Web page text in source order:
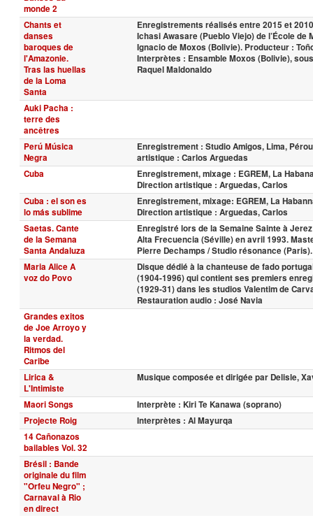
monde 2
Chants et
danses
baroques de
l'Amazonie.
Tras las huellas
de la Loma
Santa
Enregistrements réalisés entre 2015 et
Ichasi Awasare (Pueblo Viejo) de l’École de
Ignacio de Moxos (Bolivie). Producteur :
Interprètes : Ensamble Moxos (Bolivie),
Raquel Maldonaldo
Auki Pacha :
terre des
ancêtres
Perú Música
Negra
Enregistrement : Studio Amigos, Lima,
artistique : Carlos Arguedas
Cuba
Enregistrement, mixage : EGREM, La
Direction artistique : Arguedas, Carlos
Cuba : el son es
lo más sublime
Enregistrement, mixage: EGREM, La
Direction artistique : Arguedas, Carlos
Saetas. Cante
de la Semana
Santa Andaluza
Enregistré lors de la Semaine Sainte à
Alta Frecuencia (Séville) en avril 1993.
Pierre Dechamps / Studio résonance (Paris).
Maria Alice A
voz do Povo
Disque dédié à la chanteuse de fado
(1904-1996) qui contient ses premiers
(1929-31) dans les studios Valentim de
Restauration audio : José Navia
Grandes exitos
de Joe Arroyo y
la verdad.
Ritmos del
Caribe
Lirica &
L'Intimiste
Musique composée et dirigée par Delisle,
Maori Songs
Interprète : Kiri Te Kanawa (soprano)
Projecte Roig
Interprètes : Al Mayurqa
14 Cañonazos
bailables Vol. 32
Brésil : Bande
originale du film
"Orfeu Negro" ;
Carnaval à Rio
en direct